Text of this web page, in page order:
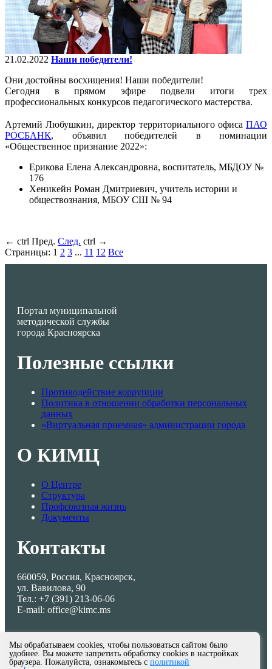
21.02.2022 Наши победители!
Они достойны восхищения! Наши победители!
Сегодня в прямом эфире подвели итоги трех
профессиональных конкурсов педагогического мастерства.
Артемий Любушкин, директор территориального офиса ПАО
РОСБАНК, объявил победителей в номинации
«Общественное признание 2022»:
Ерикова Елена Александровна, воспитатель, МБДОУ №
176
Хеникейн Роман Дмитриевич, учитель истории и
обществознания, МБОУ СШ № 94
← ctrl Пред. След. ctrl →
Страницы: 1 2 3 ... 11 12 Все
Портал муниципальной
методической службы
города Красноярска
Полезные ссылки
Противодействие коррупции
Политика в отношении обработки персональных
данных
«Виртуальная приемная» администрации города
О КИМЦ
О Центре
Структура
Профсоюзная жизнь
Документы
Контакты
660059, Россия, Красноярск,
ул. Вавилова, 90
Тел.: +7 (391) 213-06-06
E-mail: office@kimc.ms
Мы обрабатываем cookies, чтобы пользоваться сайтом было
удобнее. Вы можете запретить обработку cookies в настройках
браузера. Пожалуйста, ознакомьтесь с политикой